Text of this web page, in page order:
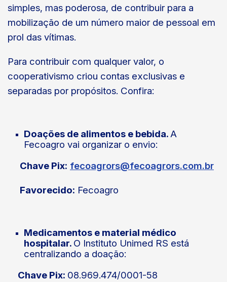
simples, mas poderosa, de contribuir para a
mobilização de um número maior de pessoal em
prol das vítimas.
Para contribuir com qualquer valor, o
cooperativismo criou contas exclusivas e
separadas por propósitos. Confira:
Doações de alimentos e bebida.A
Fecoagro vai organizar o envio:
Chave Pix: fecoagrors@fecoagrors.com.br
Favorecido: Fecoagro
Medicamentos e material médico
hospitalar. O Instituto Unimed RS está
centralizando a doação:
Chave Pix: 08.969.474/0001-58